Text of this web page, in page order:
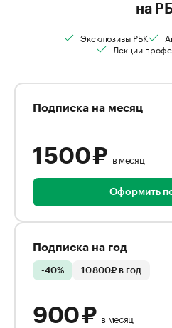
на
Эксклюзивы РБК
Лекции
Подписка на месяц
1 500 ₽ в месяц
Оформить
Подписка на год
-40% 10 800₽ в год
900 ₽ в месяц